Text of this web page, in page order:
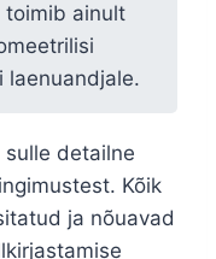
toimib ainult
laenuandjale.
detailne
Kõik
ja nõuavad